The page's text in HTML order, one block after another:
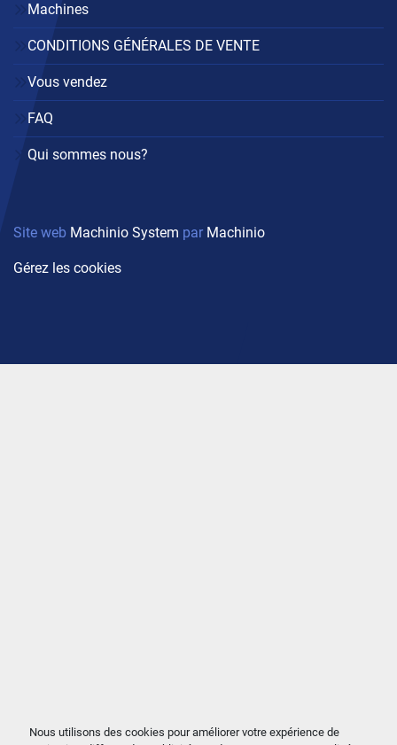
Nous utilisons des cookies pour améliorer votre expérience de
Machines
CONDITIONS GÉNÉRALES DE VENTE
Vous vendez
FAQ
Qui sommes nous?
Site web Machinio System par Machinio
Gérez les cookies